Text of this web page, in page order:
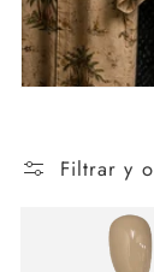
Filtrar y